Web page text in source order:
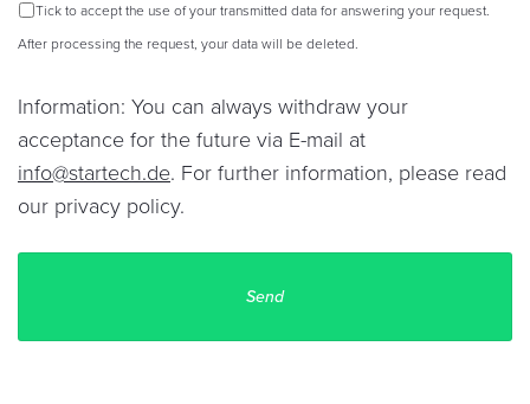
Tick to accept the use of your transmitted data for answering your request.
After processing the request, your data will be deleted.
Information: You can always withdraw your
acceptance for the future via E-mail at
info@startech.de. For further information, please read
our privacy policy.